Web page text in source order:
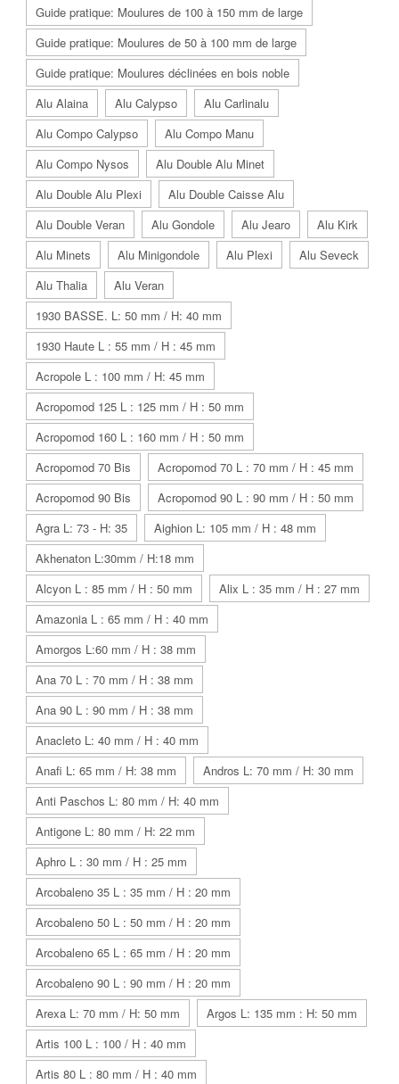
Guide pratique: Moulures de 100 à 150 mm de large
Guide pratique: Moulures de 50 à 100 mm de large
Guide pratique: Moulures déclinées en bois noble
Alu Alaina
Alu Calypso
Alu Carlinalu
Alu Compo Calypso
Alu Compo Manu
Alu Compo Nysos
Alu Double Alu Minet
Alu Double Alu Plexi
Alu Double Caisse Alu
Alu Double Veran
Alu Gondole Alu Jearo
Alu Kirk
Alu Minets
Alu Minigondole Alu Plexi
Alu Seveck
Alu Thalia
Alu Veran
1930 BASSE. L: 50 mm / H: 40 mm
1930 Haute L : 55 mm / H : 45 mm
Acropole L : 100 mm / H: 45 mm
Acropomod 125 L : 125 mm / H : 50 mm
Acropomod 160 L : 160 mm / H : 50 mm
Acropomod 70 Bis
Acropomod 70 L : 70 mm / H : 45 mm
Acropomod 90 Bis
Acropomod 90 L : 90 mm / H : 50 mm
Agra L: 73 - H: 35
Aighion L: 105 mm / H : 48 mm
Akhenaton L:30mm / H:18 mm
Alcyon L : 85 mm / H : 50 mm
Alix L : 35 mm / H : 27 mm
Amazonia L : 65 mm / H : 40 mm
Amorgos L:60 mm / H : 38 mm
Ana 70 L : 70 mm / H : 38 mm
Ana 90 L : 90 mm / H : 38 mm
Anacleto L: 40 mm / H : 40 mm
Anafi L: 65 mm / H: 38 mm
Andros L: 70 mm / H: 30 mm
Anti Paschos L: 80 mm / H: 40 mm
Antigone L: 80 mm / H: 22 mm
Aphro L : 30 mm / H : 25 mm
Arcobaleno 35 L : 35 mm / H : 20 mm
Arcobaleno 50 L : 50 mm / H : 20 mm
Arcobaleno 65 L : 65 mm / H : 20 mm
Arcobaleno 90 L : 90 mm / H : 20 mm
Arexa L: 70 mm / H: 50 mm
Argos L: 135 mm : H: 50 mm
Artis 100 L : 100 / H : 40 mm
Artis 80 L : 80 mm / H : 40 mm